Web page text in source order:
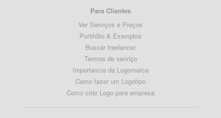
Para Clientes
Ver Serviços e Preços
Portifólio & Exemplos
Buscar freelancer
Termos de serviço
Importancia da Logomarca
Como fazer um Logotipo
Como criar Logo para empresa